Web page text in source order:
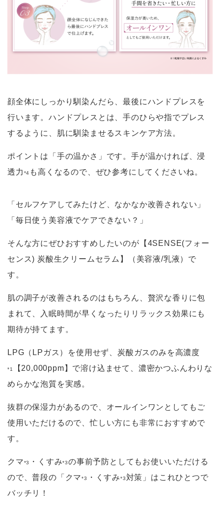
顔全体にしっかり馴染んだら、最後にハンドプレスを
行います。ハンドプレスとは、手のひらや指でプレス
するように、肌に馴染ませるスキンケア方法。
ポイントは「手の温かさ」です。手が温かければ、浸
透力 *4 も高くなるので、ぜひ参考にしてくださいね。
「セルフケアしてみたけど、なかなか改善されない」
「毎日使う美容液でケアできない？」
そんな方にぜひおすすめしたいのが【4SENSE(フォー
センス) 炭酸生クリームセラム】（美容液/乳液）で
す。
肌の調子が改善されるのはもちろん、贅沢な香りに包
まれて、入眠時間が早くなったりリラックス効果にも
期待が持てます。
LPG（LPガス）を使用せず、炭酸ガスのみを高濃度
*1
【20,000ppm】で溶け込ませて、濃密かつふんわりな
めらかな泡質を実感。
抜群の保湿力があるので、オールインワンとしてもご
使用いただけるので、忙しい方にも非常におすすめで
す。
クマ*3 ・くすみ*3の事前予防としてもお使いいただける
ので、普段の「クマ*3 ・くすみ*3 対策」はこれひとつで
バッチリ！